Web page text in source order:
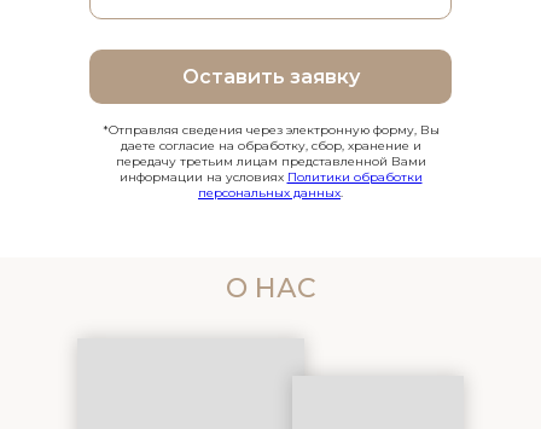
Оставить заявку
*Отправляя сведения через электронную форму, Вы
даете согласие на обработку, сбор, хранение и
передачу третьим лицам представленной Вами
информации на условиях Политики обработки
персональных данных.
О НАС